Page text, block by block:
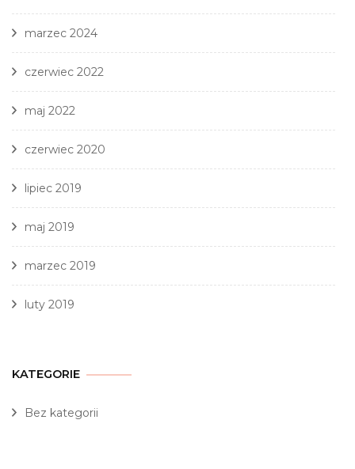
marzec 2024
czerwiec 2022
maj 2022
czerwiec 2020
lipiec 2019
maj 2019
marzec 2019
luty 2019
KATEGORIE
Bez kategorii